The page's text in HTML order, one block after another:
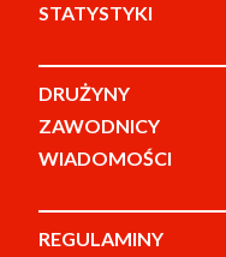
STATYSTYKI
DRUŻYNY
ZAWODNICY
WIADOMOŚCI
REGULAMINY